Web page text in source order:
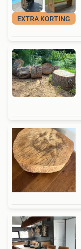
EXTRA KORTING